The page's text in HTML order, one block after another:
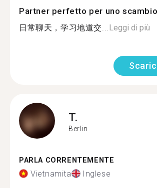
Partner perfetto per uno
日常聊天，学习地道交...Leggi di più
T.
Berlin
PARLA CORRENTEMENTE
Vietnamita Inglese